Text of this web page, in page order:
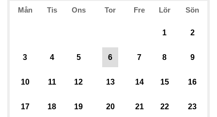
Mån Tis Ons Tor Fre Lör Sön
1 2
3 4 5 6 7 8 9
10 11 12 13 14 15 16
17 18 19 20 21 22 23